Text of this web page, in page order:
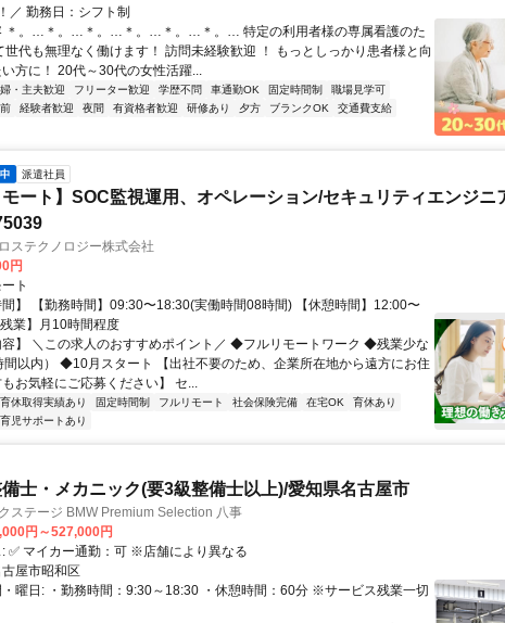
／ 勤務日：シフト制
＊。…＊。…＊。…＊。…＊。…＊。… 特定の利用者様の専属看護のた
世代も無理なく働けます！ 訪問未経験歓迎 ！ もっとしっかり患者様と向
い方に！ 20代～30代の女性活躍...
・主夫歓迎 フリーター歓迎 学歴不問 車通勤OK 固定時間制
職場見学可
経験者歓迎 夜間 有資格者歓迎 研修あり 夕方 ブランクOK
交通費支給
派遣社員
モート】SOC監視運用、オペレーション/セキュリティエンジニ
ステクノロジー株式会社
円
ト
間】 【勤務時間】09:30〜18:30(実働時間08時間) 【休憩時間】12:00〜
業】月10時間程度
容】 ＼この求人のおすすめポイント／ ◆フルリモートワーク ◆残業少な
間以内） ◆10月スタート 【出社不要のため、企業所在地から遠方にお住
もお気軽にご応募ください】 セ...
休取得実績あり 固定時間制 フルリモート 社会保険完備 在宅OK
育休あり
育児サポートあり
士・メカニック(要3級整備士以上)/愛知県名古屋市
ステージ BMW Premium Selection 八事
円～527,000円
アクセス: ✅ マイカー通勤：可 ※店舗により異なる
屋市昭和区
曜日: ・勤務時間：9:30～18:30 ・休憩時間：60分 ※サービス残業一切